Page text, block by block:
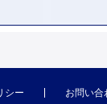
シー お問い合